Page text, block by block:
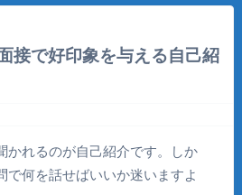
接で好印象を与える自己紹
かれるのが自己紹介です。しか
で何を話せばいいか迷いますよ